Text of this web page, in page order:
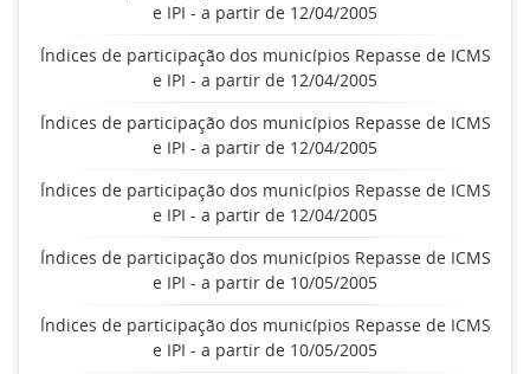
e IPI - a partir de 12/04/2005
Índices de participação dos municípios Repasse de ICMS
e IPI - a partir de 12/04/2005
Índices de participação dos municípios Repasse de ICMS
e IPI - a partir de 12/04/2005
Índices de participação dos municípios Repasse de ICMS
e IPI - a partir de 12/04/2005
Índices de participação dos municípios Repasse de ICMS
e IPI - a partir de 10/05/2005
Índices de participação dos municípios Repasse de ICMS
e IPI - a partir de 10/05/2005